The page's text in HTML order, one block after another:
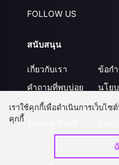
FOLLOW US
สนับสนุน
เกี่ยวกับเรา
คำถามที่พบบ่อย
ติดต่อเรา
ข้อก
นโย
ส่งผ
เราใช้คุกกี้เพื่อดำเนินการเว็บไ
คุกกี้